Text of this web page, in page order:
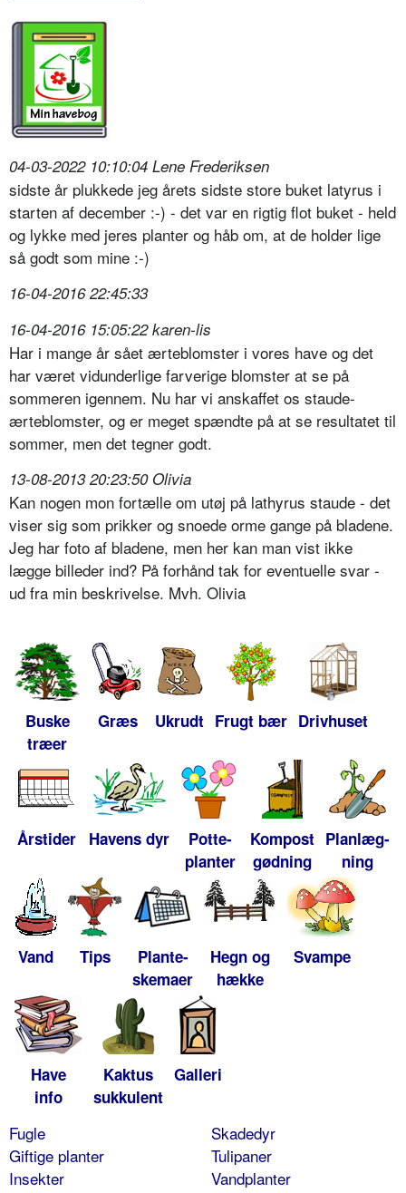
04-03-2022 10:10:04 Lene Frederiksen
sidste år plukkede jeg årets sidste store buket latyrus i
starten af december :-) - det var en rigtig flot buket - held
og lykke med jeres planter og håb om, at de holder lige
så godt som mine :-)
16-04-2016 22:45:33
16-04-2016 15:05:22 karen-lis
Har i mange år sået ærteblomster i vores have og det
har været vidunderlige farverige blomster at se på
sommeren igennem. Nu har vi anskaffet os staude-
ærteblomster, og er meget spændte på at se resultatet til
sommer, men det tegner godt.
13-08-2013 20:23:50 Olivia
Kan nogen mon fortælle om utøj på lathyrus staude - det
viser sig som prikker og snoede orme gange på bladene.
Jeg har foto af bladene, men her kan man vist ikke
lægge billeder ind? På forhånd tak for eventuelle svar -
ud fra min beskrivelse. Mvh. Olivia
Buske
træer
Græs Ukrudt Frugt bær Drivhuset
Årstider Havens dyr
Potte-
planter
Kompost
gødning
Planlæg-
ning
Vand Tips
Plante-
skemaer
Hegn og
hække
Svampe
Have
info
Kaktus
sukkulent
Galleri
Fugle
Giftige planter
Insekter
Skadedyr
Tulipaner
Vandplanter